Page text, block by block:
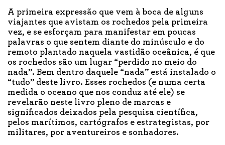
A primeira expressão que vem à boca de alguns
viajantes que avistam os rochedos pela primeira
vez, e se esforçam para manifestar em poucas
palavras o que sentem diante do minúsculo e do
remoto plantado naquela vastidão oceânica, é que
os rochedos são um lugar “perdido no meio do
nada”. Bem dentro daquele “nada” está instalado o
“tudo” deste livro. Esses rochedos (e numa certa
medida o oceano que nos conduz até ele) se
revelarão neste livro pleno de marcas e
significados deixados pela pesquisa científica,
pelos marítimos, cartógrafos e estrategistas, por
militares, por aventureiros e sonhadores.